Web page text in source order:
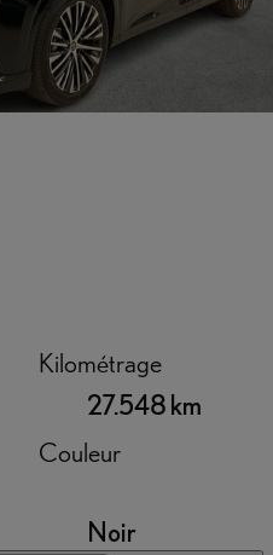
Kilométrage
27.548 km
Couleur
Noir